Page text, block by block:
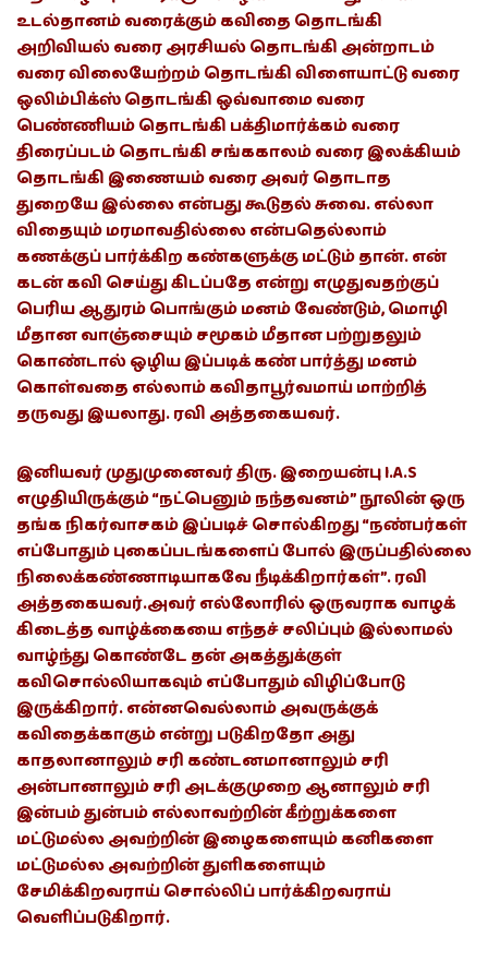
உடல்தானம் வரைக்கும் கவிதை தொடங்கி
அறிவியல் வரை அரசியல் தொடங்கி அன்றாடம்
வரை விலையேற்றம் தொடங்கி விளையாட்டு வரை
ஒலிம்பிக்ஸ் தொடங்கி ஒவ்வாமை வரை
பெண்ணியம் தொடங்கி பக்திமார்க்கம் வரை
திரைப்படம் தொடங்கி சங்ககாலம் வரை இலக்கியம்
தொடங்கி இணையம் வரை அவர் தொடாத
துறையே இல்லை என்பது கூடுதல் சுவை. எல்லா
விதையும் மரமாவதில்லை என்பதெல்லாம்
கணக்குப் பார்க்கிற கண்களுக்கு மட்டும் தான். என்
கடன் கவி செய்து கிடப்பதே என்று எழுதுவதற்குப்
பெரிய ஆதுரம் பொங்கும் மனம் வேண்டும், மொழி
மீதான வாஞ்சையும் சமூகம் மீதான பற்றுதலும்
கொண்டால் ஒழிய இப்படிக் கண் பார்த்து மனம்
கொள்வதை எல்லாம் கவிதாபூர்வமாய் மாற்றித்
தருவது இயலாது. ரவி அத்தகையவர்.
இனியவர் முதுமுனைவர் திரு. இறையன்பு I.A.S
எழுதியிருக்கும் “நட்பெனும் நந்தவனம்” நூலின் ஒரு
தங்க நிகர்வாசகம் இப்படிச் சொல்கிறது “நண்பர்கள்
எப்போதும் புகைப்படங்களைப் போல் இருப்பதில்லை
நிலைக்கண்ணாடியாகவே நீடிக்கிறார்கள்”. ரவி
அத்தகையவர்.அவர் எல்லோரில் ஒருவராக வாழக்
கிடைத்த வாழ்க்கையை எந்தச் சலிப்பும் இல்லாமல்
வாழ்ந்து கொண்டே தன் அகத்துக்குள்
கவிசொல்லியாகவும் எப்போதும் விழிப்போடு
இருக்கிறார். என்னவெல்லாம் அவருக்குக்
கவிதைக்காகும் என்று படுகிறதோ அது
காதலானாலும் சரி கண்டனமானாலும் சரி
அன்பானாலும் சரி அடக்குமுறை ஆனாலும் சரி
இன்பம் துன்பம் எல்லாவற்றின் கீற்றுக்களை
மட்டுமல்ல அவற்றின் இழைகளையும் கனிகளை
மட்டுமல்ல அவற்றின் துளிகளையும்
சேமிக்கிறவராய் சொல்லிப் பார்க்கிறவராய்
வெளிப்படுகிறார்.